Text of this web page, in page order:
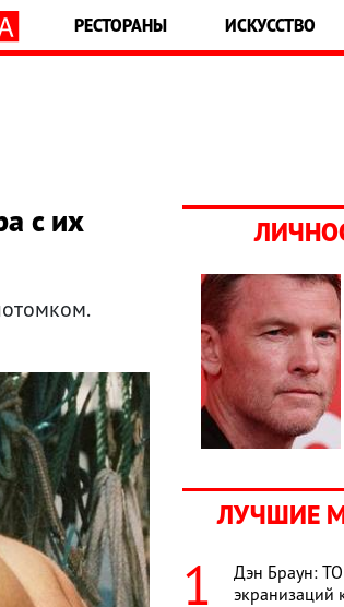
РЕСТОРАНЫ ИСКУССТВО
с их
ЛУЧШИЕ
Дэн Браун:
экранизаций